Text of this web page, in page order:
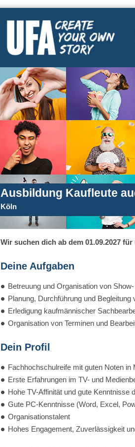
Ausbildung Kaufleute
Köln
Wir suchen dich ab dem 01.09.2027
Deine Aufgaben
Betreuung und Organisation von
Planung, Durchführung und Begleitung
Erledigung kaufmännischer
Organisation von Terminen und
Dein Profil
Fachhochschulreife mit guten Noten
Erste Erfahrungen im TV- und
Hohe TV-Affinität und gute Kenntnisse
Gute PC-Kenntnisse (Word, Excel,
Organisationstalent
Hohes Engagement, Zuverlässigkeit